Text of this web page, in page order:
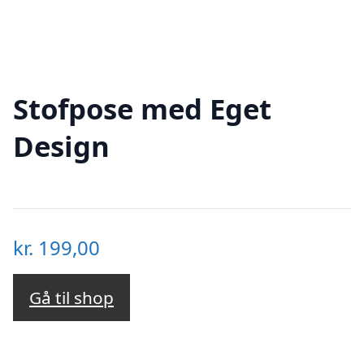
Stofpose med Eget
Design
kr. 199,00
Gå til shop